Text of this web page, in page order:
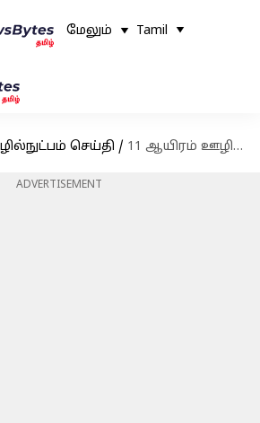
மேலும் Tamil
செய்தி / 11 ஆயிரம் ஊழியர்களை பணி நீக்கம் செய்யும் மைக்ரோசாப்ட் நிறுவனம்
ADVERTISEMENT